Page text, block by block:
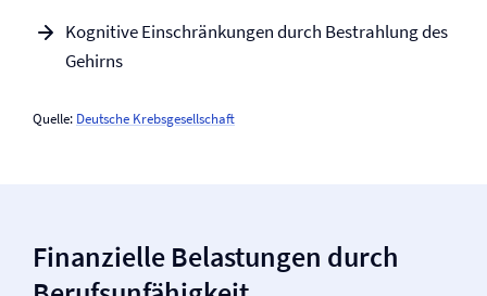
Kognitive Einschränkungen durch Bestrahlung des
Gehirns
Quelle: Deutsche Krebsgesellschaft
Finanzielle Belastungen durch